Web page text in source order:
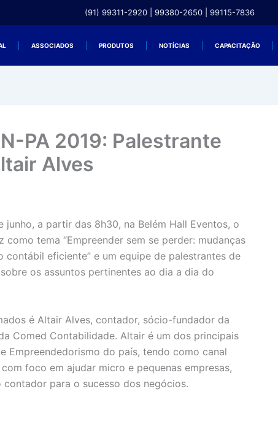
(91) 99311-2920 | 99380-2650 | 99115-7836
ASSOCIADOS PRODUTOS NOTÍCIAS CAPACITAÇÃO
PA 2019: Palestrante
Alves
a partir das 8h30, na Belém Hall Eventos, o
como tema “Empreender sem se perder: mudanças
contábil eficiente” e um equipe de palestrantes de
os assuntos pertinentes ao dia a dia do
é Altair Alves, contador, sócio-fundador da
Comed Contabilidade. Altair é um dos principais
Empreendedorismo do país, tendo como canal
com foco em ajudar micro e pequenas empresas,
para o sucesso dos negócios.